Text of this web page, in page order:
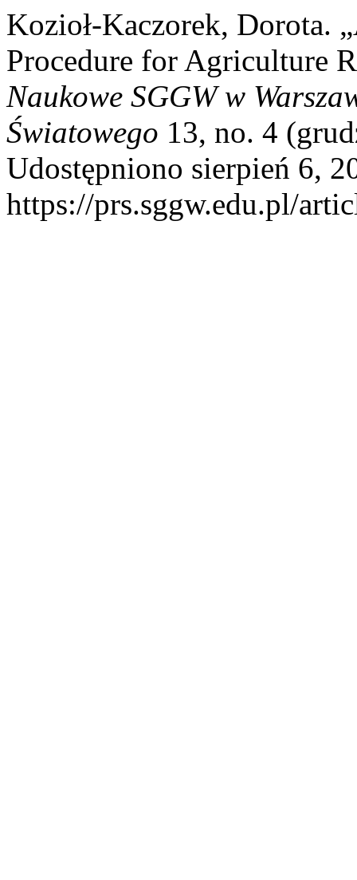
Kozioł-Kaczorek, Dorota.
Procedure for Agriculture
Naukowe SGGW w
Światowego 13, no. 4
Udostępniono sierpień 6,
https://prs.sggw.edu.pl/